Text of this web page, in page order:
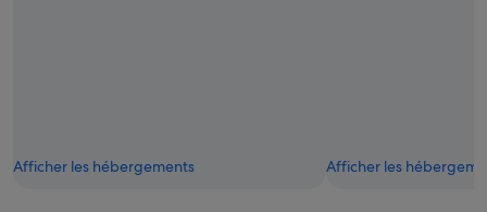
Afficher les hébergements Afficher les